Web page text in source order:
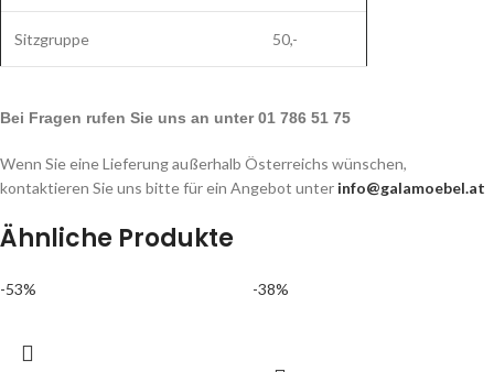
Sitzgruppe 50,-
Bei Fragen rufen Sie uns an unter 01 786 51 75
Wenn Sie eine Lieferung außerhalb Österreichs wünschen,
kontaktieren Sie uns bitte für ein Angebot unter info@galamoebel.at
Ähnliche Produkte
-53% -38%